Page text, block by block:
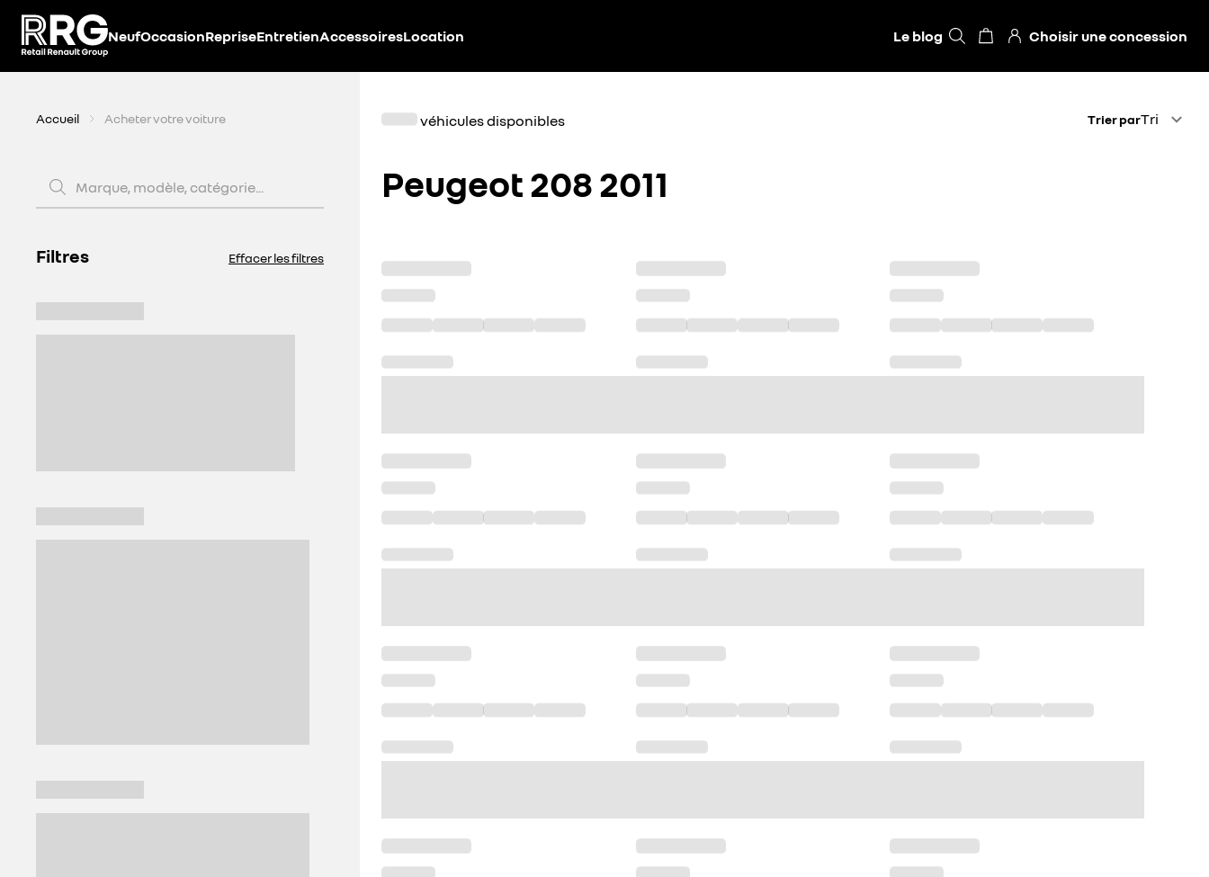
NeufOccasionRepriseEntretienAccessoiresLocation Le blog Choisir une concession
Accueil Acheter votre voiture
Filtres Effacer les filtres
véhicules disponibles Trier parTri
Peugeot 208 2011